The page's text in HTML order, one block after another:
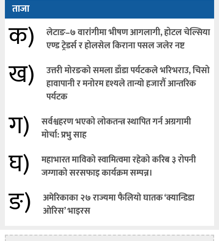
ताजा
क)
लेटाङ–७ वारांगीमा भीषण आगलागी, होटल चेल्सिया
एण्ड ट्रेडर्स र होलसेल किराना पसल जलेर नष्ट
ख)
उत्तरी मोरङको समला डाँडा पर्यटकले भरिभराउ, चिसो
हावापानी र मनोरम दृश्यले तान्यो हजारौँ आन्तरिक
पर्यटक
ग)
सर्वश्वहरण भएको लोकतन्त्र स्थापित गर्न अग्रगामी
मोर्चा: प्रभु साह
घ)
महाभारत माविको स्वामित्वमा रहेको करिब ३ रोपनी
जग्गाको सरसफाइ कार्यक्रम सम्पन्न।
ङ)
अमेरिकाका २७ राज्यमा फैलियाे घातक ‘क्यान्डिडा
ओरिस’ भाइरस